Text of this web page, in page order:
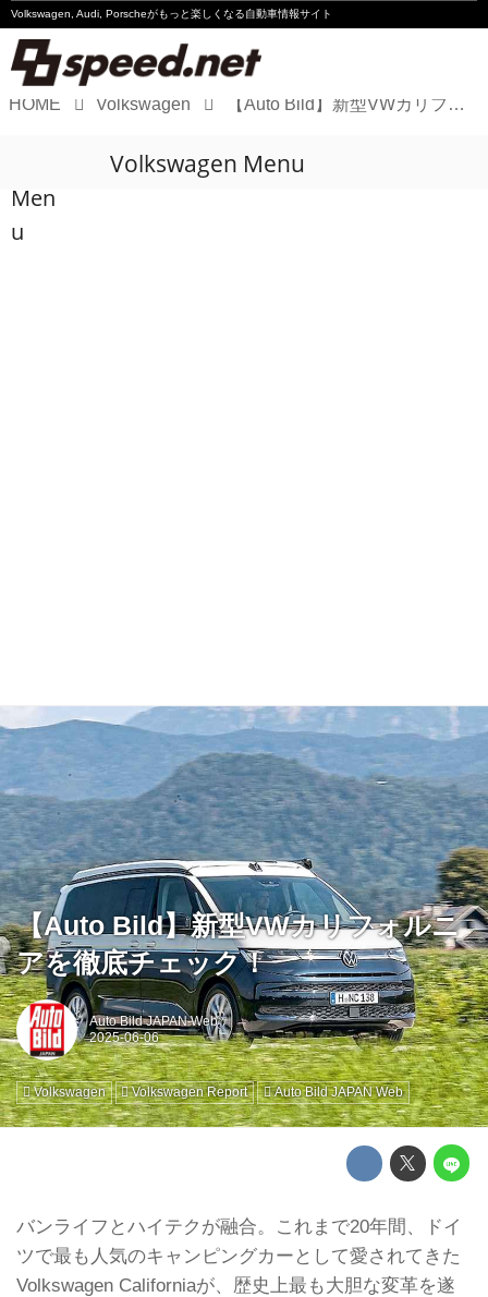
Volkswagen, Audi, Porscheがもっと楽しくなる自動車情報サイト
Audi
HOME Volkswagen 【Auto Bild】新型VWカリフォルニアを徹底チェック！
Men
u
Volkswagen Menu
【Auto Bild】新型VWカリフォルニ
アを徹底チェック！
Auto Bild JAPAN Web
Volkswagen Volkswagen Report Auto Bild JAPAN Web
バンライフとハイテクが融合。これまで20年間、ドイ
ツで最も人気のキャンピングカーとして愛されてきた
Volkswagen Californiaが、歴史上最も大胆な変革を遂